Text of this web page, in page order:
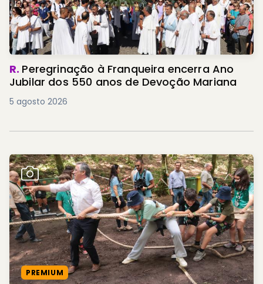
R. Peregrinação à Franqueira encerra Ano
Jubilar dos 550 anos de Devoção Mariana
5 agosto 2026
PREMIUM